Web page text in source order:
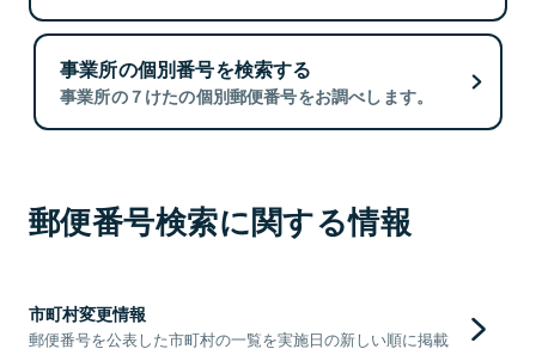
事業所の個別番号を検索する
事業所の７けたの個別郵便番号をお調べします。
郵便番号検索に関する情報
市町村変更情報
郵便番号を公表した市町村の一覧を実施日の新しい順に掲載